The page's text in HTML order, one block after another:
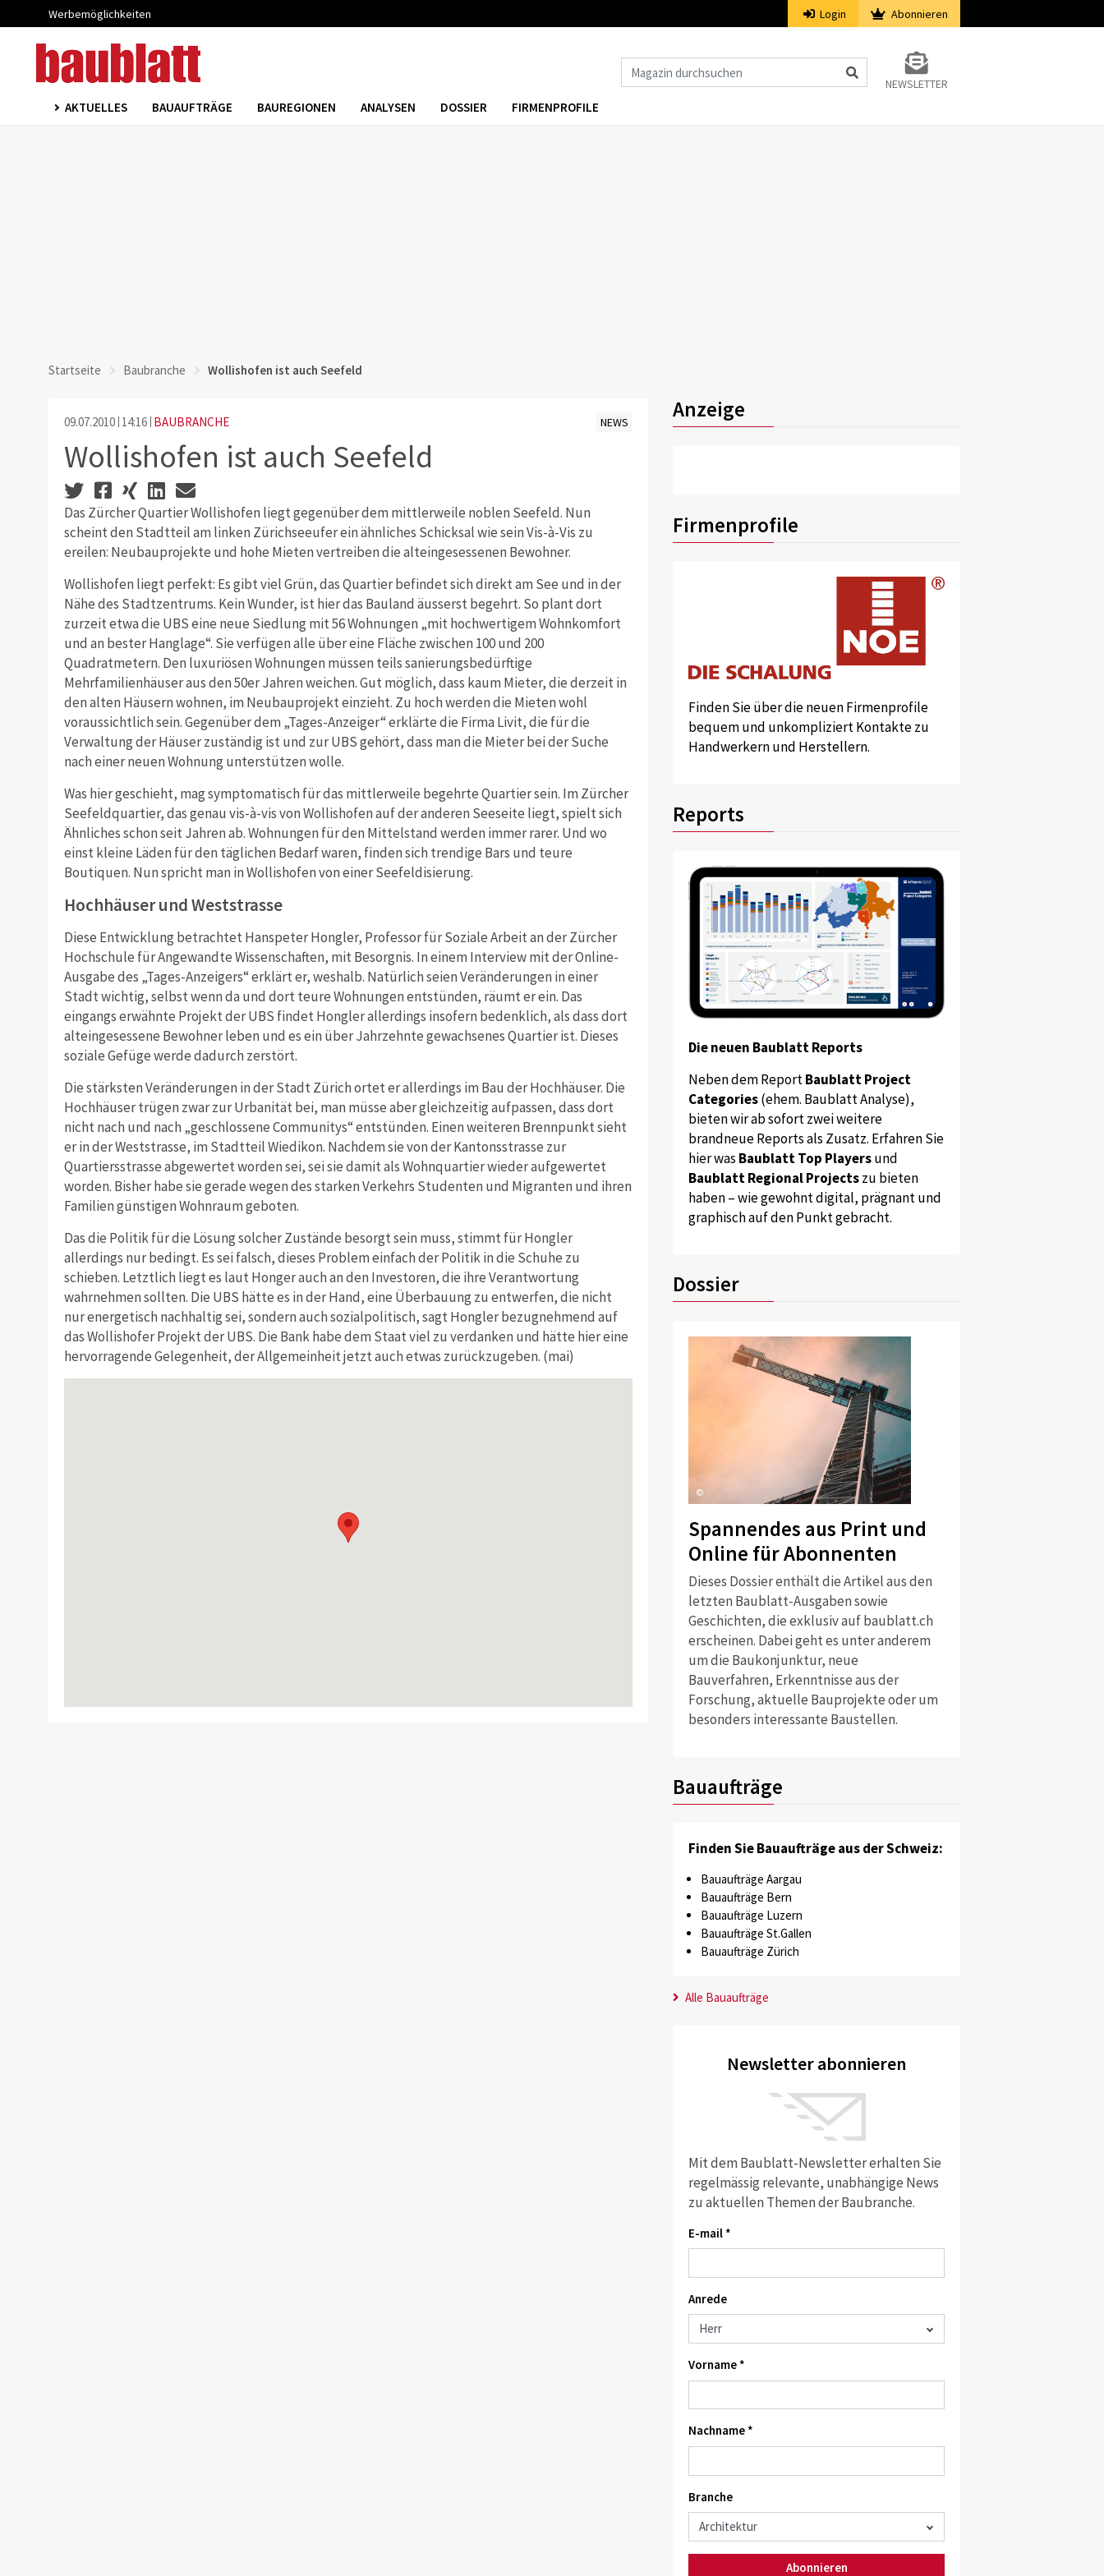
Werbemöglichkeiten Login Abonnieren
NEWSLETTER
AKTUELLES BAUAUFTRÄGE BAUREGIONEN ANALYSEN DOSSIER FIRMENPROFILE
Startseite Baubranche Wollishofen ist auch Seefeld
09.07.2010 14:16 BAUBRANCHE NEWS
Wollishofen ist auch Seefeld
Das Zürcher Quartier Wollishofen liegt gegenüber dem mittlerweile noblen Seefeld. Nun
scheint den Stadtteil am linken Zürichseeufer ein ähnliches Schicksal wie sein Vis-à-Vis zu
ereilen: Neubauprojekte und hohe Mieten vertreiben die alteingesessenen Bewohner.
Wollishofen liegt perfekt: Es gibt viel Grün, das Quartier befindet sich direkt am See und in der
Nähe des Stadtzentrums. Kein Wunder, ist hier das Bauland äusserst begehrt. So plant dort
zurzeit etwa die UBS eine neue Siedlung mit 56 Wohnungen „mit hochwertigem Wohnkomfort
und an bester Hanglage“. Sie verfügen alle über eine Fläche zwischen 100 und 200
Quadratmetern. Den luxuriösen Wohnungen müssen teils sanierungsbedürftige
Mehrfamilienhäuser aus den 50er Jahren weichen. Gut möglich, dass kaum Mieter, die derzeit in
den alten Häusern wohnen, im Neubauprojekt einzieht. Zu hoch werden die Mieten wohl
voraussichtlich sein. Gegenüber dem „Tages-Anzeiger“ erklärte die Firma Livit, die für die
Verwaltung der Häuser zuständig ist und zur UBS gehört, dass man die Mieter bei der Suche
nach einer neuen Wohnung unterstützen wolle.
Was hier geschieht, mag symptomatisch für das mittlerweile begehrte Quartier sein. Im Zürcher
Seefeldquartier, das genau vis-à-vis von Wollishofen auf der anderen Seeseite liegt, spielt sich
Ähnliches schon seit Jahren ab. Wohnungen für den Mittelstand werden immer rarer. Und wo
einst kleine Läden für den täglichen Bedarf waren, finden sich trendige Bars und teure
Boutiquen. Nun spricht man in Wollishofen von einer Seefeldisierung.
Hochhäuser und Weststrasse
Diese Entwicklung betrachtet Hanspeter Hongler, Professor für Soziale Arbeit an der Zürcher
Hochschule für Angewandte Wissenschaften, mit Besorgnis. In einem Interview mit der Online-
Ausgabe des „Tages-Anzeigers“ erklärt er, weshalb. Natürlich seien Veränderungen in einer
Stadt wichtig, selbst wenn da und dort teure Wohnungen entstünden, räumt er ein. Das
eingangs erwähnte Projekt der UBS findet Hongler allerdings insofern bedenklich, als dass dort
alteingesessene Bewohner leben und es ein über Jahrzehnte gewachsenes Quartier ist. Dieses
soziale Gefüge werde dadurch zerstört.
Die stärksten Veränderungen in der Stadt Zürich ortet er allerdings im Bau der Hochhäuser. Die
Hochhäuser trügen zwar zur Urbanität bei, man müsse aber gleichzeitig aufpassen, dass dort
nicht nach und nach „geschlossene Communitys“ entstünden. Einen weiteren Brennpunkt sieht
er in der Weststrasse, im Stadtteil Wiedikon. Nachdem sie von der Kantonsstrasse zur
Quartiersstrasse abgewertet worden sei, sei sie damit als Wohnquartier wieder aufgewertet
worden. Bisher habe sie gerade wegen des starken Verkehrs Studenten und Migranten und ihren
Familien günstigen Wohnraum geboten.
Das die Politik für die Lösung solcher Zustände besorgt sein muss, stimmt für Hongler
allerdings nur bedingt. Es sei falsch, dieses Problem einfach der Politik in die Schuhe zu
schieben. Letztlich liegt es laut Honger auch an den Investoren, die ihre Verantwortung
wahrnehmen sollten. Die UBS hätte es in der Hand, eine Überbauung zu entwerfen, die nicht
nur energetisch nachhaltig sei, sondern auch sozialpolitisch, sagt Hongler bezugnehmend auf
das Wollishofer Projekt der UBS. Die Bank habe dem Staat viel zu verdanken und hätte hier eine
hervorragende Gelegenheit, der Allgemeinheit jetzt auch etwas zurückzugeben. (mai)
Anzeige
Firmenprofile
Finden Sie über die neuen Firmenprofile
bequem und unkompliziert Kontakte zu
Handwerkern und Herstellern.
Reports
Die neuen Baublatt Reports
Neben dem ReportBaublatt Project
Categories(ehem. Baublatt Analyse),
bieten wir ab sofort zwei weitere
brandneue Reports als Zusatz. Erfahren Sie
hier was Baublatt Top Playersund
Baublatt Regional Projectszu bieten
haben – wie gewohnt digital, prägnant und
graphisch auf den Punkt gebracht.
Dossier
©
Spannendes aus Print und
Online für Abonnenten
Dieses Dossier enthält die Artikel aus den
letzten Baublatt-Ausgaben sowie
Geschichten, die exklusiv auf baublatt.ch
erscheinen. Dabei geht es unter anderem
um die Baukonjunktur, neue
Bauverfahren, Erkenntnisse aus der
Forschung, aktuelle Bauprojekte oder um
besonders interessante Baustellen.
Bauaufträge
Finden Sie Bauaufträge aus der Schweiz:
Bauaufträge Aargau
Bauaufträge Bern
Bauaufträge Luzern
Bauaufträge St.Gallen
Bauaufträge Zürich
Alle Bauaufträge
Newsletter abonnieren
Mit dem Baublatt-Newsletter erhalten Sie
regelmässig relevante, unabhängige News
zu aktuellen Themen der Baubranche.
E-mail *
Anrede
Vorname *
Nachname *
Branche
Abonnieren